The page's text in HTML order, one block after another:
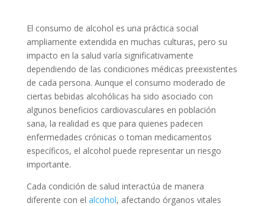
El consumo de alcohol es una práctica social
ampliamente extendida en muchas culturas, pero su
impacto en la salud varía significativamente
dependiendo de las condiciones médicas preexistentes
de cada persona. Aunque el consumo moderado de
ciertas bebidas alcohólicas ha sido asociado con
algunos beneficios cardiovasculares en población
sana, la realidad es que para quienes padecen
enfermedades crónicas o toman medicamentos
específicos, el alcohol puede representar un riesgo
importante.
Cada condición de salud interactúa de manera
diferente con el alcohol, afectando órganos vitales